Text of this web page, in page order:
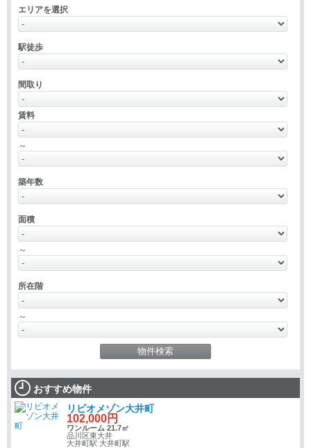
エリアを選択
駅徒歩
間取り
賃料
～
築年数
面積
～
所在階
～
おすすめ物件
リビオメゾン大井町
102,000円
ワンルーム 21.7㎡
品川区東大井
大井町駅 大井町駅